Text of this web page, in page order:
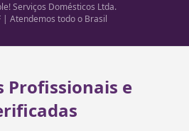
Serviços Domésticos Ltda.
| Atendemos todo o Brasil
Profissionais e